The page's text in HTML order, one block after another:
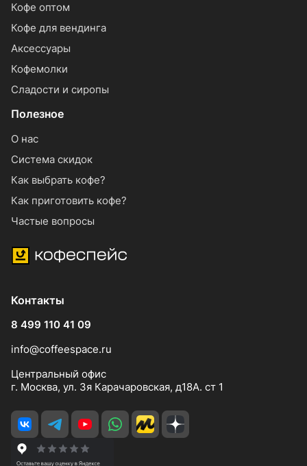
Кофе оптом
Кофе для вендинга
Аксессуары
Кофемолки
Сладости и сиропы
Полезное
О нас
Система скидок
Как выбрать кофе?
Как приготовить кофе?
Частые вопросы
Контакты
8 499 110 41 09
info@coffeespace.ru
Центральный офис
г. Москва, ул. 3я Карачаровская, д18А. ст 1